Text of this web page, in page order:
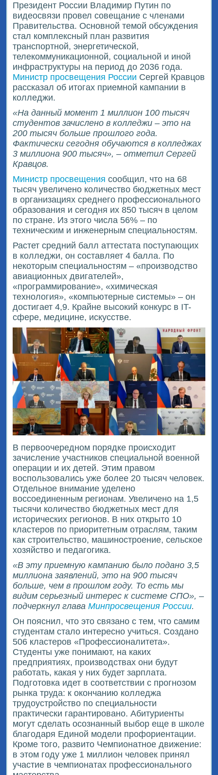
Президент России Владимир Путин по
видеосвязи провел совещание с членами
Правительства. Основной темой обсуждения
стал комплексный план развития
транспортной, энергетической,
телекоммуникационной, социальной и иной
инфраструктуры на период до 2036 года.
Министр просвещения России Сергей Кравцов
рассказал об итогах приемной кампании в
колледжи.
«На данный момент 1 миллион 100 тысяч
студентов зачислено в колледжи – это на
200 тысяч больше прошлого года.
Фактически сегодня обучаются в колледжах
3 миллиона 900 тысяч», – отметил Сергей
Кравцов.
Министр просвещения сообщил, что на 68
тысяч увеличено количество бюджетных мест
в организациях среднего профессионального
образования и сегодня их 850 тысяч в целом
по стране. Из этого числа 56% – по
техническим и инженерным специальностям.
Растет средний балл аттестата поступающих
в колледжи, он составляет 4 балла. По
некоторым специальностям – «производство
авиационных двигателей»,
«программирование», «химическая
технология», «компьютерные системы» – он
достигает 4,9. Крайне высокий конкурс в IT-
сфере, медицине, искусстве.
В первоочередном порядке происходит
зачисление участников специальной военной
операции и их детей. Этим правом
воспользовались уже более 20 тысяч человек.
Отдельное внимание уделено
воссоединенным регионам. Увеличено на 1,5
тысячи количество бюджетных мест для
исторических регионов. В них открыто 10
кластеров по приоритетным отраслям, таким
как строительство, машиностроение, сельское
хозяйство и педагогика.
«В эту приемную кампанию было подано 3,5
миллиона заявлений, это на 900 тысяч
больше, чем в прошлом году. То есть мы
видим серьезный интерес к системе СПО», –
подчеркнул главаМинпросвещения России.
Он пояснил, что это связано с тем, что самим
студентам стало интересно учиться. Создано
506 кластеров «Профессионалитета».
Студенты уже понимают, на каких
предприятиях, производствах они будут
работать, какая у них будет зарплата.
Подготовка идет в соответствии с прогнозом
рынка труда: к окончанию колледжа
трудоустройство по специальности
практически гарантировано. Абитуриенты
могут сделать осознанный выбор еще в школе
благодаря Единой модели профориентации.
Кроме того, развито Чемпионатное движение:
в этом году уже 1 миллион человек принял
участие в чемпионатах профессионального